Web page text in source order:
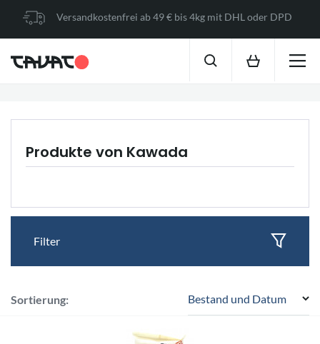
Versandkostenfrei ab 49 € bis 4kg mit DHL oder DPD
Produkte von Kawada
Filter
Sortierung: Bestand und Datum